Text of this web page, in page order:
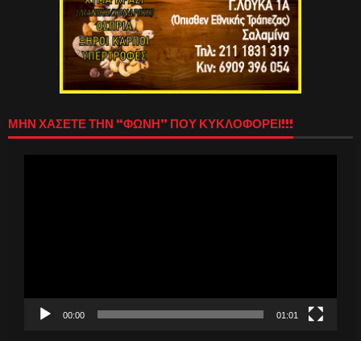
ΜΗΝ ΧΑΣΕΤΕ ΤΗΝ “ΦΩΝΗ” ΠΟΥ ΚΥΚΛΟΦΟΡΕΙ!!!
00:00 01:01